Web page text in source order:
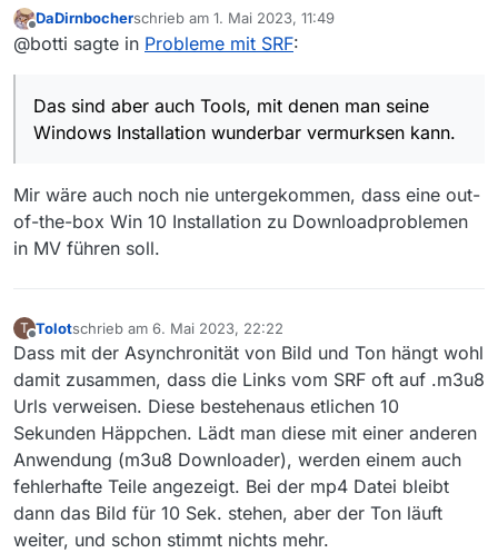
Nachdem ich nun Win10 Privacy,
FixWin und Glary Utilities habe
durchlaufen lassen,
man seine Windows Installation
wunderbar vermurksen kann.
Offline
DaDirnbocherschrieb am 1. Mai 2023, 11:49
zuletzt editiert von
@botti sagte in Probleme mit SRF:
Das sind aber auch Tools, mit denen man seine
Windows Installation wunderbar vermurksen kann.
Mir wäre auch noch nie untergekommen, dass eine out-
of-the-box Win 10 Installation zu Downloadproblemen
in MV führen soll.
T Tolotschrieb am 6. Mai 2023, 22:22
zuletzt editiert von
Dass mit der Asynchronität von Bild und Ton hängt wohl
damit zusammen, dass die Links vom SRF oft auf .m3u8
Urls verweisen. Diese bestehenaus etlichen 10
Sekunden Häppchen. Lädt man diese mit einer anderen
Anwendung (m3u8 Downloader), werden einem auch
fehlerhafte Teile angezeigt. Bei der mp4 Datei bleibt
dann das Bild für 10 Sek. stehen, aber der Ton läuft
weiter, und schon stimmt nichts mehr.